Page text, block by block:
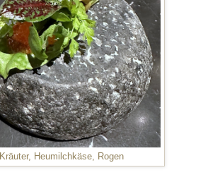
Kräuter, Heumilchkäse, Rogen